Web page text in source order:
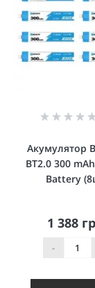
Акумулятор
BT2.0 300
Battery
1 388
-